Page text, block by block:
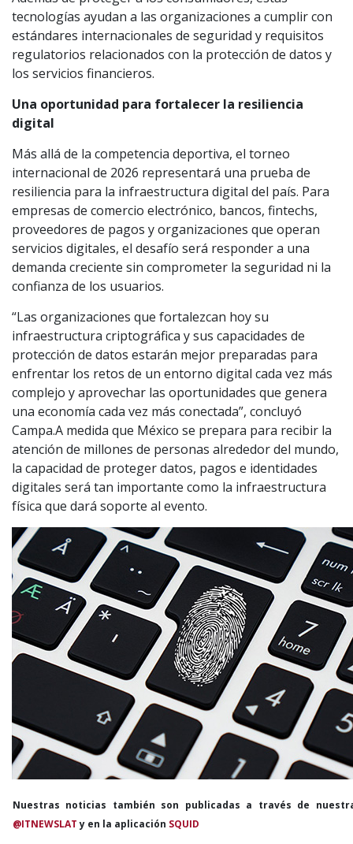
tecnologías ayudan a las organizaciones a cumplir con
estándares internacionales de seguridad y requisitos
regulatorios relacionados con la protección de datos y
los servicios financieros.
Una oportunidad para fortalecer la resiliencia
digital
Más allá de la competencia deportiva, el torneo
internacional de 2026 representará una prueba de
resiliencia para la infraestructura digital del país. Para
empresas de comercio electrónico, bancos, fintechs,
proveedores de pagos y organizaciones que operan
servicios digitales, el desafío será responder a una
demanda creciente sin comprometer la seguridad ni la
confianza de los usuarios.
“Las organizaciones que fortalezcan hoy su
infraestructura criptográfica y sus capacidades de
protección de datos estarán mejor preparadas para
enfrentar los retos de un entorno digital cada vez más
complejo y aprovechar las oportunidades que genera
una economía cada vez más conectada”, concluyó
Campa.A medida que México se prepara para recibir la
atención de millones de personas alrededor del mundo,
la capacidad de proteger datos, pagos e identidades
digitales será tan importante como la infraestructura
física que dará soporte al evento.
Nuestras noticias también son publicadas a través de
@ITNEWSLATy en la aplicación SQUID